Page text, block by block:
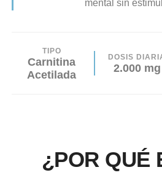
mental sin
TIPO
Carnitina
Acetilada
DOSIS
2.000 mg
¿POR QUÉ